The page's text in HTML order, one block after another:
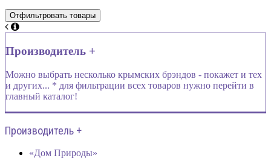
Производитель +
Можно выбрать несколько крымских брэндов - покажет и тех
и других... * для фильтрации всех товаров нужно перейти в
главный каталог!
Производитель +
«Дом Природы»